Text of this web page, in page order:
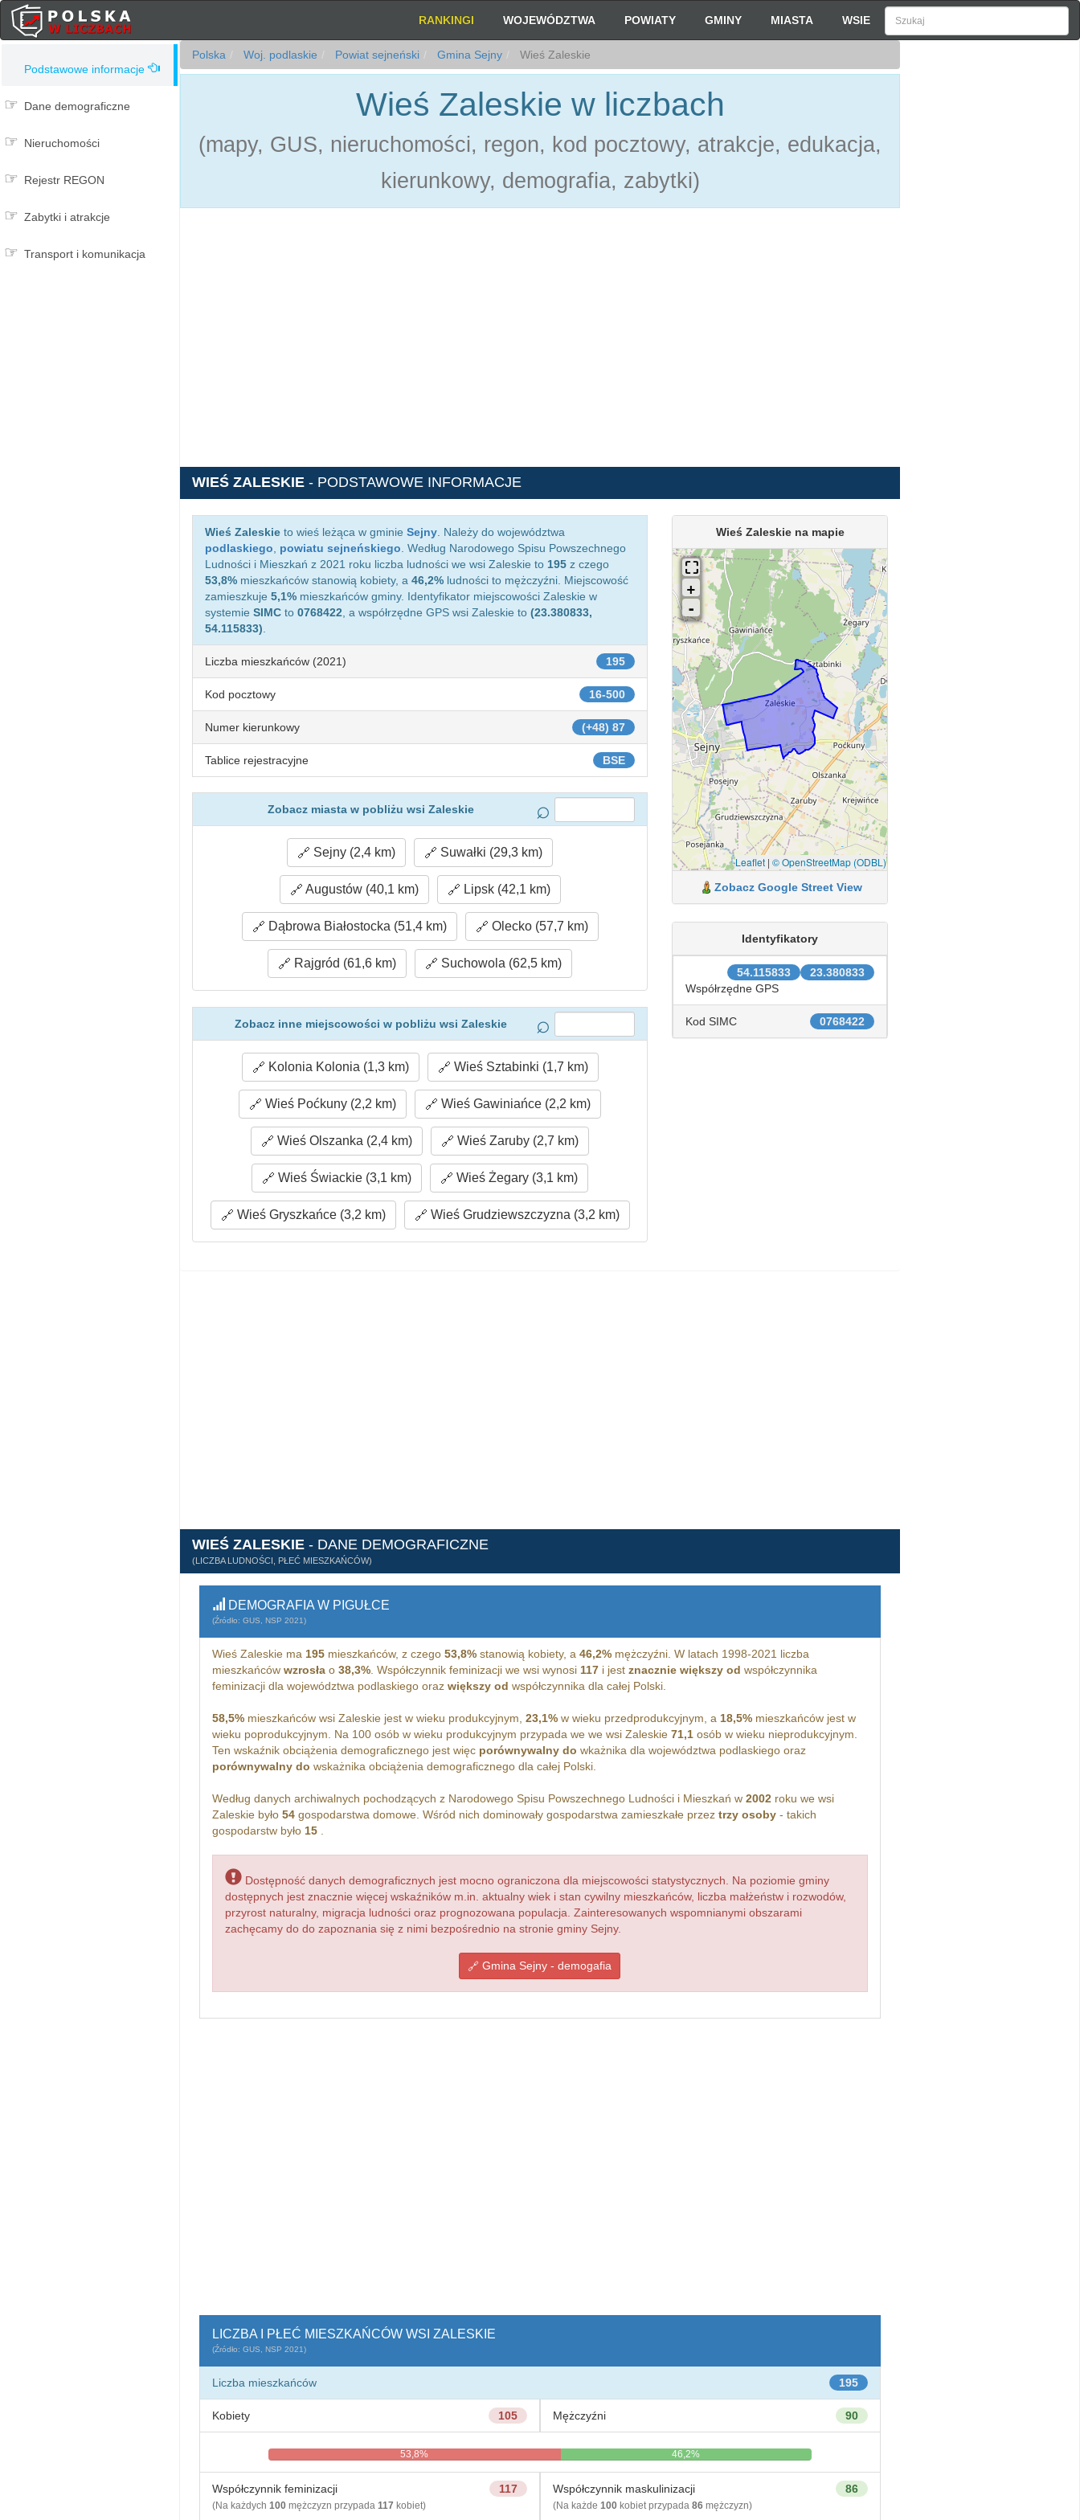
RANKINGI WOJEWÓDZTWA POWIATY GMINY MIASTA WSIE
Podstawowe informacje
Dane demograficzne
Nieruchomości
Rejestr REGON
Zabytki i atrakcje
Transport i komunikacja
Polska Woj. podlaskie Powiat sejneński Gmina Sejny Wieś Zaleskie
Wieś Zaleskie w liczbach
(mapy, GUS, nieruchomości, regon, kod pocztowy, atrakcje, edukacja,
kierunkowy, demografia, zabytki)
WIEŚ ZALESKIE - PODSTAWOWE INFORMACJE
Wieś Zaleskie to wieś leżąca w gminie Sejny . Należy do województwa
podlaskiego
powiatu sejneńskiego . Według Narodowego Spisu Powszechnego
Ludności i Mieszkań z 2021 roku liczba ludności we wsi Zaleskie to 195 z czego
53,8% mieszkańców stanowią kobiety, a 46,2% ludności to mężczyźni. Miejscowość
zamieszkuje 5,1% mieszkańców gminy. Identyfikator miejscowości Zaleskie w
systemie SIMC to 0768422 , a współrzędne GPS wsi Zaleskie to (23.380833,
54.115833)
195
Liczba mieszkańców (2021)
16-500
Kod pocztowy
(+48) 87
Numer kierunkowy
BSE
Tablice rejestracyjne
Zobacz miasta w pobliżu wsi Zaleskie
Sejny (2,4 km) Suwałki (29,3 km)
Augustów (40,1 km) Lipsk (42,1 km)
Dąbrowa Białostocka (51,4 km) Olecko (57,7 km)
Rajgród (61,6 km) Suchowola (62,5 km)
Zobacz inne miejscowości w pobliżu wsi Zaleskie
Kolonia Kolonia (1,3 km) Wieś Sztabinki (1,7 km)
Wieś Poćkuny (2,2 km) Wieś Gawiniańce (2,2 km)
Wieś Olszanka (2,4 km) Wieś Zaruby (2,7 km)
Wieś Świackie (3,1 km) Wieś Żegary (3,1 km)
Wieś Gryszkańce (3,2 km) Wieś Grudziewszczyzna (3,2 km)
Wieś Zaleskie na mapie
Leaflet| © OpenStreetMap (ODBL)
Zobacz Google Street View
Identyfikatory
23.380833
54.115833
Współrzędne GPS
0768422
Kod SIMC
WIEŚ ZALESKIE - DANE DEMOGRAFICZNE
(LICZBA LUDNOŚCI, PŁEĆ MIESZKAŃCÓW)
DEMOGRAFIA W PIGUŁCE
(Źródło: GUS, NSP 2021)
Wieś Zaleskie ma 195mieszkańców, z czego 53,8%stanowią kobiety, a 46,2%mężczyźni. W latach 1998-2021 liczba
mieszkańców wzrosłao 38,3%. Współczynnik feminizacji we wsi wynosi 117i jest znacznie większy od współczynnika
feminizacji dla województwa podlaskiego oraz większy od współczynnika dla całej Polski.
58,5%mieszkańców wsi Zaleskie jest w wieku produkcyjnym, 23,1%w wieku przedprodukcyjnym, a 18,5%mieszkańców jest w
wieku poprodukcyjnym. Na 100 osób w wieku produkcyjnym przypada we we wsi Zaleskie 71,1osób w wieku nieprodukcyjnym.
Ten wskaźnik obciążenia demograficznego jest więc porównywalny do wkażnika dla województwa podlaskiego oraz
porównywalny do wskażnika obciążenia demograficznego dla całej Polski.
Według danych archiwalnych pochodzących z Narodowego Spisu Powszechnego Ludności i Mieszkań w 2002roku we wsi
Zaleskie było 54gospodarstwa domowe. Wśród nich dominowały gospodarstwa zamieszkałe przez trzy osoby- takich
gospodarstw było 15.
Dostępność danych demograficznych jest mocno ograniczona dla miejscowości statystycznych. Na poziomie gminy
dostępnych jest znacznie więcej wskaźników m.in. aktualny wiek i stan cywilny mieszkańców, liczba małżeństw i rozwodów,
przyrost naturalny, migracja ludności oraz prognozowana populacja. Zainteresowanych wspomnianymi obszarami
zachęcamy do do zapoznania się z nimi bezpośrednio na stronie gminy Sejny.
Gmina Sejny - demogafia
LICZBA I PŁEĆ MIESZKAŃCÓW WSI ZALESKIE
(Źródło: GUS, NSP 2021)
195
Liczba mieszkańców
105
Kobiety 90
Mężczyźni
53,8% 46,2%
117
Współczynnik feminizacji
(Na każdych 100mężczyzn przypada 117 kobiet)
86
Współczynnik maskulinizacji
(Na każde 100kobiet przypada 86mężczyzn)